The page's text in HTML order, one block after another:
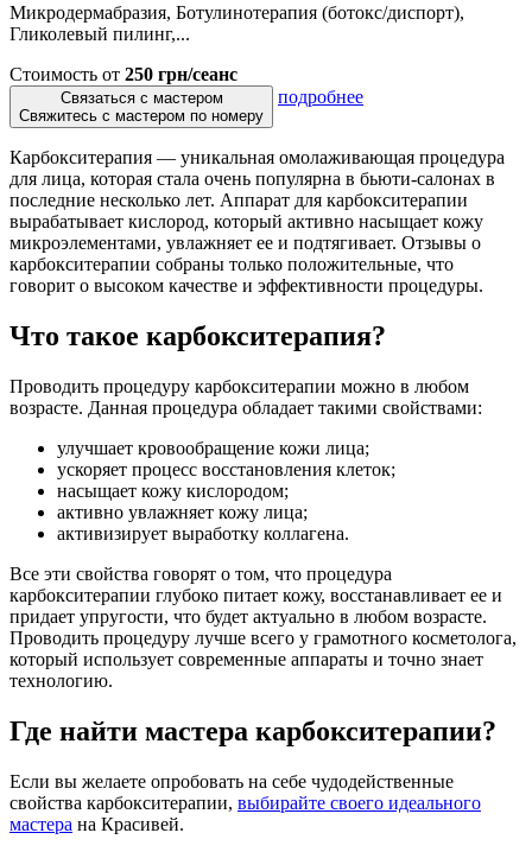
Микродермабразия, Ботулинотерапия (ботокс/диспорт),
Гликолевый пилинг,...
Стоимость от 250 грн/сеанс
Связаться с мастером
Свяжитесь с мастером по номеру
подробнее
Карбокситерапия — уникальная омолаживающая процедура
для лица, которая стала очень популярна в бьюти-салонах в
последние несколько лет. Аппарат для карбокситерапии
вырабатывает кислород, который активно насыщает кожу
микроэлементами, увлажняет ее и подтягивает. Отзывы о
карбокситерапии собраны только положительные, что
говорит о высоком качестве и эффективности процедуры.
Что такое карбокситерапия?
Проводить процедуру карбокситерапии можно в любом
возрасте. Данная процедура обладает такими свойствами:
улучшает кровообращение кожи лица;
ускоряет процесс восстановления клеток;
насыщает кожу кислородом;
активно увлажняет кожу лица;
активизирует выработку коллагена.
Все эти свойства говорят о том, что процедура
карбокситерапии глубоко питает кожу, восстанавливает ее и
придает упругости, что будет актуально в любом возрасте.
Проводить процедуру лучше всего у грамотного косметолога,
который использует современные аппараты и точно знает
технологию.
Где найти мастера карбокситерапии?
Если вы желаете опробовать на себе чудодейственные
свойства карбокситерапии, выбирайте своего идеального
мастера на Красивей.